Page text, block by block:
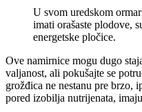
U svom uredskom
imati orašaste plodove,
energetske pločice.
Ove namirnice mogu dugo
valjanost, ali pokušajte se
grožđica ne nestanu pre brzo,
pored izobilja nutrijenata,